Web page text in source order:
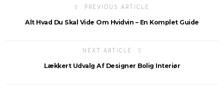
PREVIOUS ARTICLE
Alt Hvad Du Skal Vide Om Hvidvin – En Komplet Guide
NEXT ARTICLE
Lækkert Udvalg Af Designer Bolig Interiør